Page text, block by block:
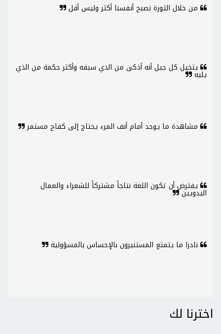
من خلال الثورة نصبح أنفسنا أكثر وليس أقل
يتخيل كل جيل أنه أذكى من الذي سبقه وأكثر حكمة من الذي
يليه
مشاهدة ما يوجد أمام أنف المرء يحتاج إلى كفاح مستمر
يفترض أن تكون اللغة نتاجاً مشتركاً للشعراء والعمال
اليدويين
نادرا ما يتمتع المستنيرون بالإحساس بالمسؤولية
اخترنا لك